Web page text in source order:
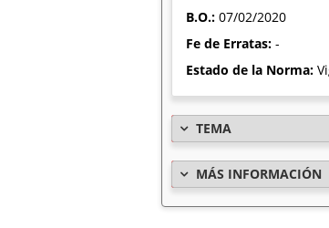
B.O.: 07/02/2020
Fe de Erratas: -
Estado de la Norma:
TEMA
MÁS INFORMACIÓN